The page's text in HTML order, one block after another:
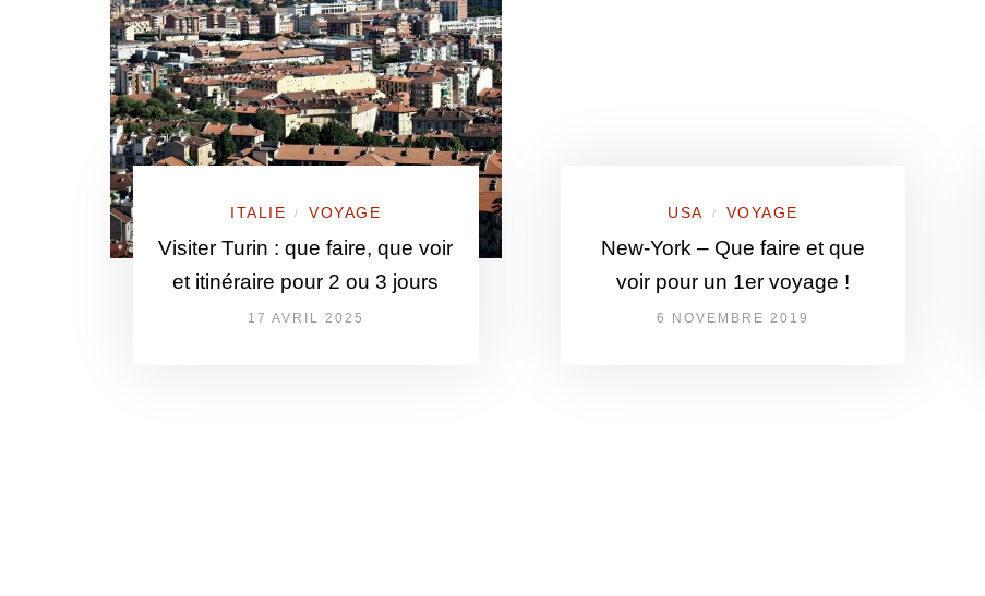
ITALIE / VOYAGE
Visiter Turin : que faire, que voir
et itinéraire pour 2 ou 3 jours
17 AVRIL 2025
USA / VOYAGE
New-York – Que faire et que
voir pour un 1er voyage !
6 NOVEMBRE 2019